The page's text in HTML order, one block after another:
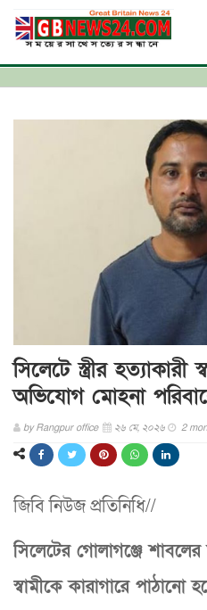
সিলেটে স্ত্রীর হত্যাকারী
অভিযোগ মোহনা
byRangpur office ২৬ মে, ২০২৬ 2
জিবি নিউজ প্রতিনিধি//
সিলেটের গোলাগঞ্জে শাবলের
স্বামীকে কারাগারে পাঠানো